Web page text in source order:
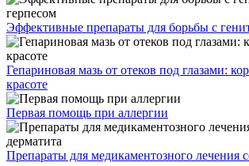
Эффективные препараты для борьбы с
Гепариновая мазь от отеков под глазами:
красоте
Первая помощь при аллергии
Препараты для медикаментозного лечения